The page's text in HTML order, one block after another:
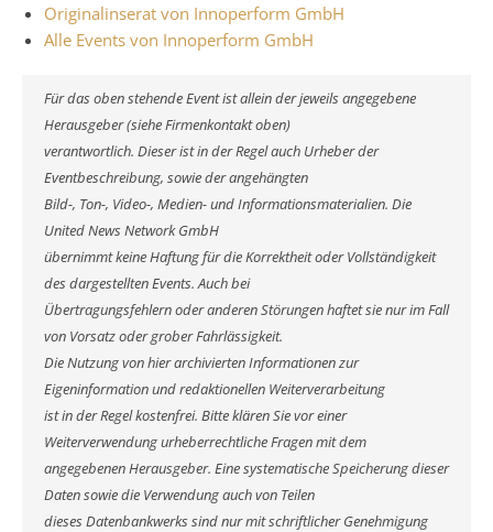
Originalinserat von Innoperform GmbH
Alle Events von Innoperform GmbH
Für das oben stehende Event ist allein der jeweils angegebene
Herausgeber (siehe Firmenkontakt oben)
verantwortlich. Dieser ist in der Regel auch Urheber der
Eventbeschreibung, sowie der angehängten
Bild-, Ton-, Video-, Medien- und Informationsmaterialien. Die
United News Network GmbH
übernimmt keine Haftung für die Korrektheit oder Vollständigkeit
des dargestellten Events. Auch bei
Übertragungsfehlern oder anderen Störungen haftet sie nur im Fall
von Vorsatz oder grober Fahrlässigkeit.
Die Nutzung von hier archivierten Informationen zur
Eigeninformation und redaktionellen Weiterverarbeitung
ist in der Regel kostenfrei. Bitte klären Sie vor einer
Weiterverwendung urheberrechtliche Fragen mit dem
angegebenen Herausgeber. Eine systematische Speicherung dieser
Daten sowie die Verwendung auch von Teilen
dieses Datenbankwerks sind nur mit schriftlicher Genehmigung